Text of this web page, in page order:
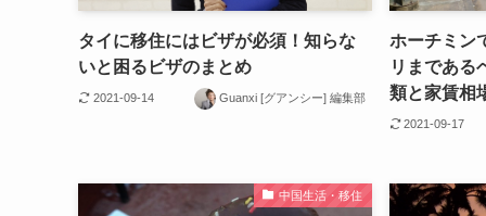
タイに移住にはビザが必須！知らな
いと困るビザのまとめ
2021-09-14 Guanxi [グアンシー] 編集部
ホーチミン
リまである
類と家賃相
2021-09-17
中国生活・移住